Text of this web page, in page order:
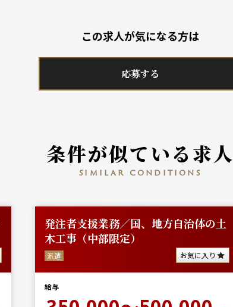
この求人が気になる方は
応募する
条件が似ている求人
similar conditions
発注者支援業務／国、地方自治体の土
木工事（中部限定）
派遣 お気に入り
給与